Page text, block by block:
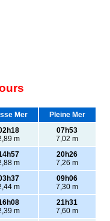
Mer Pleine Mer
m
07h53
7,02 m
m
20h26
7,26 m
m
09h06
7,30 m
m
21h31
7,60 m